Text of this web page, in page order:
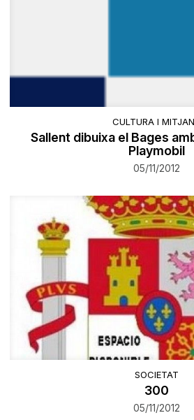
CULTURA I
Sallent dibuixa el Bages
Playmobil
05/11/2012
SOCIETAT
300
05/11/2012